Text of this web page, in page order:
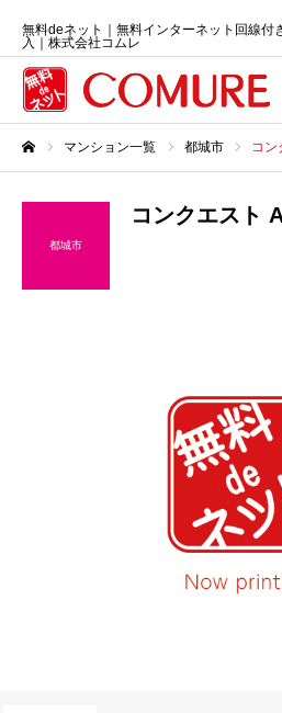
無料deネット｜無料インターネット回線付
入｜株式会社コムレ
マンション一覧 都城市 コン
都城市
コンクエスト